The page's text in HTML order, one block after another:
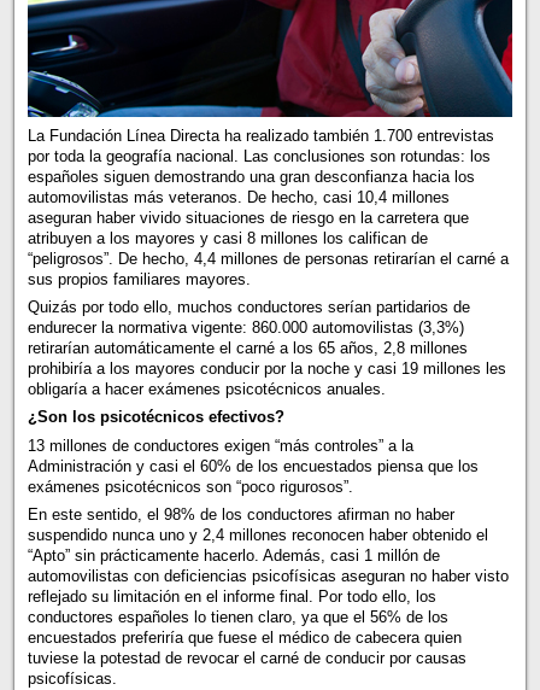
La Fundación Línea Directa ha realizado también 1.700 entrevistas
por toda la geografía nacional. Las conclusiones son rotundas: los
españoles siguen demostrando una gran desconfianza hacia los
automovilistas más veteranos. De hecho, casi 10,4 millones
aseguran haber vivido situaciones de riesgo en la carretera que
atribuyen a los mayores y casi 8 millones los califican de
“peligrosos”. De hecho, 4,4 millones de personas retirarían el carné a
sus propios familiares mayores.
Quizás por todo ello, muchos conductores serían partidarios de
endurecer la normativa vigente: 860.000 automovilistas (3,3%)
retirarían automáticamente el carné a los 65 años, 2,8 millones
prohibiría a los mayores conducir por la noche y casi 19 millones les
obligaría a hacer exámenes psicotécnicos anuales.
¿Son los psicotécnicos efectivos?
13 millones de conductores exigen “más controles” a la
Administración y casi el 60% de los encuestados piensa que los
exámenes psicotécnicos son “poco rigurosos”.
En este sentido, el 98% de los conductores afirman no haber
suspendido nunca uno y 2,4 millones reconocen haber obtenido el
“Apto” sin prácticamente hacerlo. Además, casi 1 millón de
automovilistas con deficiencias psicofísicas aseguran no haber visto
reflejado su limitación en el informe final. Por todo ello, los
conductores españoles lo tienen claro, ya que el 56% de los
encuestados preferiría que fuese el médico de cabecera quien
tuviese la potestad de revocar el carné de conducir por causas
psicofísicas.